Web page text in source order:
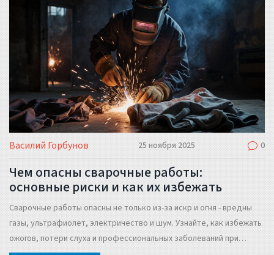
Василий Горбунов 25 ноября 2025 0
Чем опасны сварочные работы:
основные риски и как их избежать
Сварочные работы опасны не только из-за искр и огня - вредны
газы, ультрафиолет, электричество и шум. Узнайте, как избежать
ожогов, потери слуха и профессиональных заболеваний при